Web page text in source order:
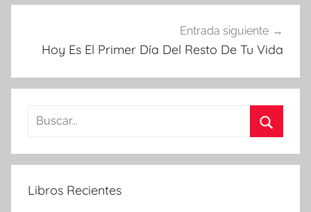
Entrada siguiente
Hoy Es El Primer Día Del Resto De Tu Vida
Buscar:
Libros Recientes